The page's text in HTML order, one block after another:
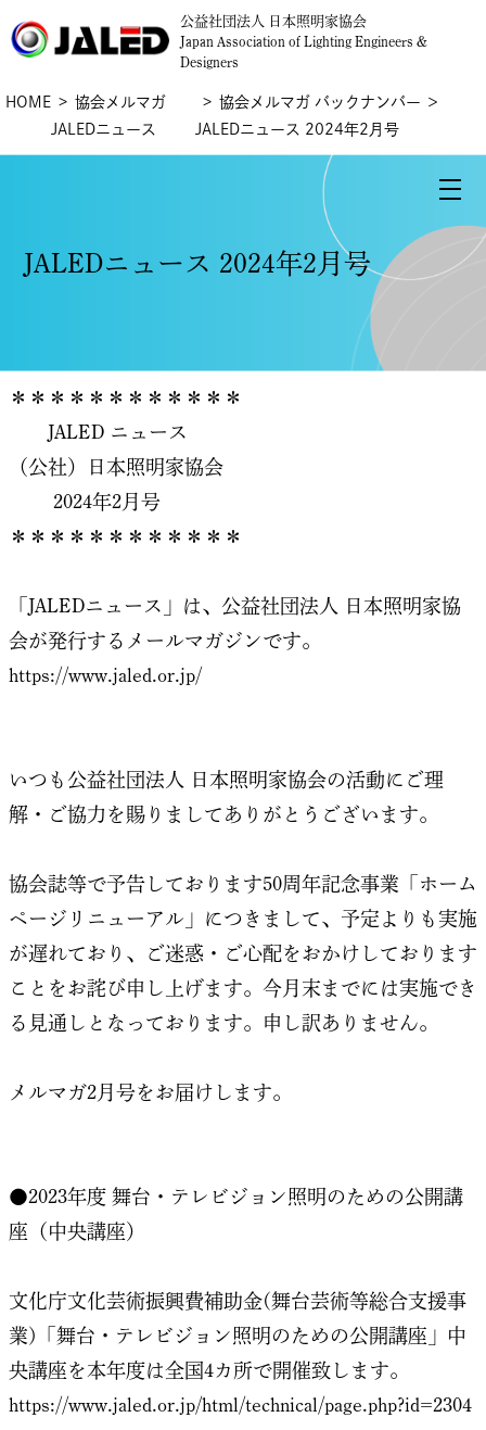
公益社団法人 日本照明家協会
Japan Association of Lighting Engineers &
Designers
HOME
協会メルマガ
JALEDニュース
協会メルマガ バックナンバー ＞
JALEDニュース 2024年2月号
JALEDニュース 2024年2月号
＊＊＊＊＊＊＊＊＊＊＊＊
JALED ニュース
（公社）日本照明家協会
2024年2月号
＊＊＊＊＊＊＊＊＊＊＊＊
「JALEDニュース」は、公益社団法人 日本照明家協
会が発行するメールマガジンです。
https://www.jaled.or.jp/
いつも公益社団法人 日本照明家協会の活動にご理
解・ご協力を賜りましてありがとうございます。
協会誌等で予告しております50周年記念事業「ホーム
ページリニューアル」につきまして、予定よりも実施
が遅れており、ご迷惑・ご心配をおかけしております
ことをお詫び申し上げます。今月末までには実施でき
る見通しとなっております。申し訳ありません。
メルマガ2月号をお届けします。
●2023年度 舞台・テレビジョン照明のための公開講
座（中央講座）
文化庁文化芸術振興費補助金(舞台芸術等総合支援事
業)「舞台・テレビジョン照明のための公開講座」中
央講座を本年度は全国4カ所で開催致します。
https://www.jaled.or.jp/html/technical/page.php?id=2304